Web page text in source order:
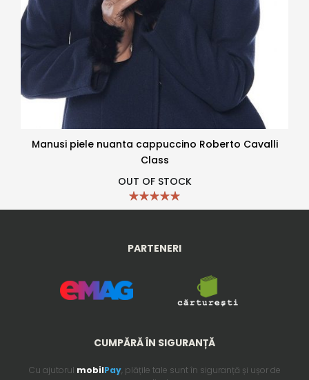
Manusi piele nuanta cappuccino Roberto Cavalli
Class
OUT OF STOCK
PARTENERI
CUMPĂRĂ ÎN SIGURANȚĂ
Cu ajutorul mobilPay, plățile tale sunt în siguranță și ușor de